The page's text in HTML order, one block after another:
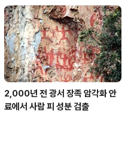
2,000년 전 광서 장족 암각화 안
료에서 사람 피 성분 검출